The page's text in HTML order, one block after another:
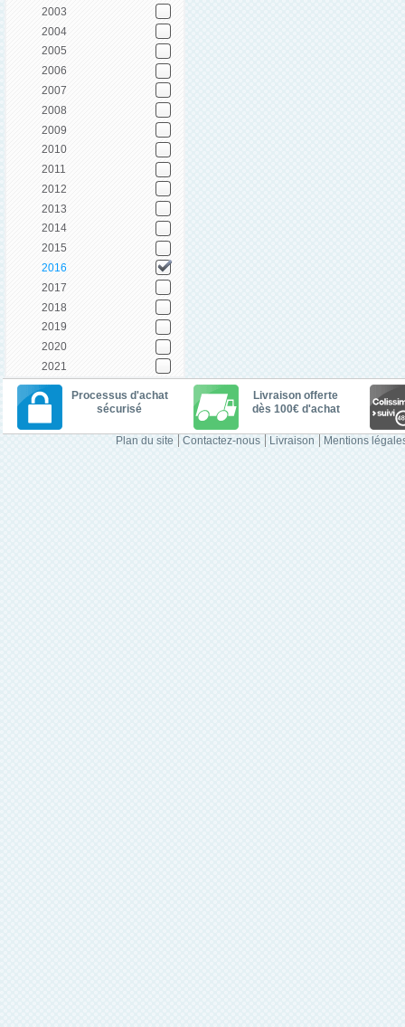
2003
2004
2005
2006
2007
2008
2009
2010
2011
2012
2013
2014
2015
2016
2017
2018
2019
2020
2021
Processus d'achat
sécurisé
Livraison offerte
dès 100€ d'achat
Plan du site Contactez-nous Livraison Mentions